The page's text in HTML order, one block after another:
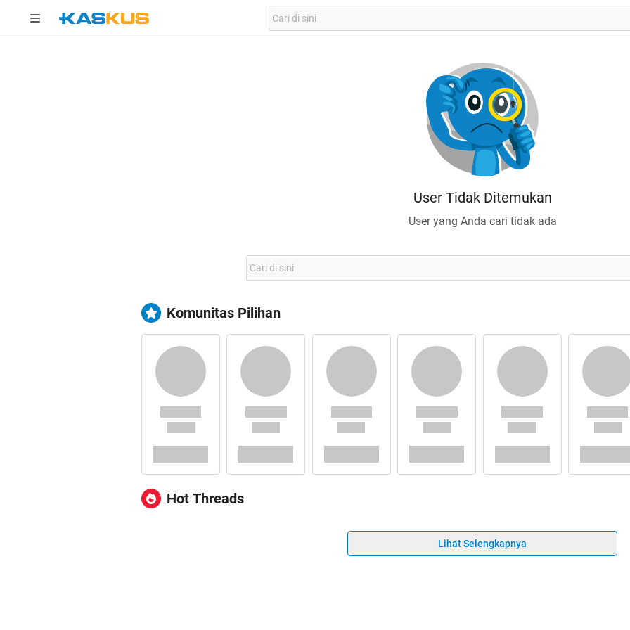
User Tidak Ditemukan
User yang Anda cari tidak ada
Komunitas Pilihan
Hot Threads
Lihat Selengkapnya